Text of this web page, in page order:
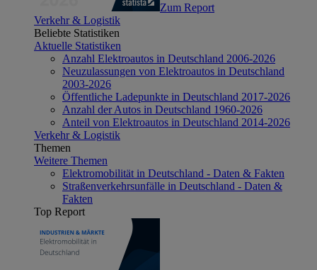
Zum Report
Verkehr & Logistik
Beliebte Statistiken
Aktuelle Statistiken
Anzahl Elektroautos in Deutschland 2006-2026
Neuzulassungen von Elektroautos in Deutschland
2003-2026
Öffentliche Ladepunkte in Deutschland 2017-2026
Anzahl der Autos in Deutschland 1960-2026
Anteil von Elektroautos in Deutschland 2014-2026
Verkehr & Logistik
Themen
Weitere Themen
Elektromobilität in Deutschland - Daten & Fakten
Straßenverkehrsunfälle in Deutschland - Daten &
Fakten
Top Report